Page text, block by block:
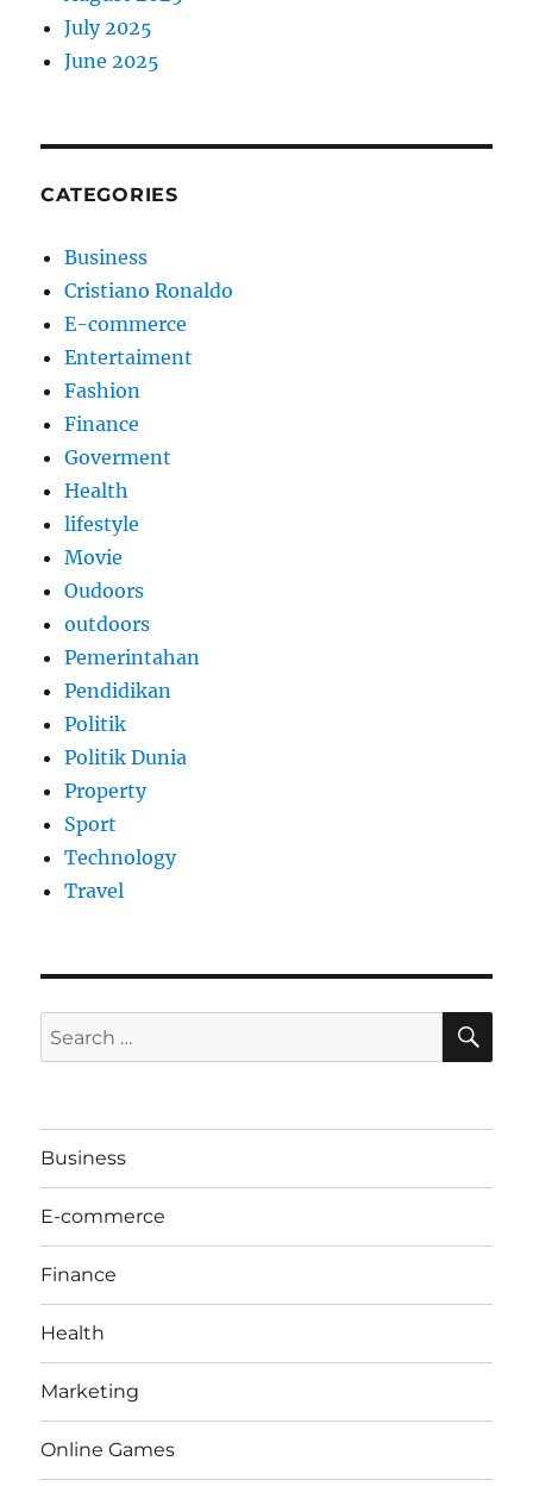
July 2025
June 2025
CATEGORIES
Business
Cristiano Ronaldo
E-commerce
Entertaiment
Fashion
Finance
Goverment
Health
lifestyle
Movie
Oudoors
outdoors
Pemerintahan
Pendidikan
Politik
Politik Dunia
Property
Sport
Technology
Travel
Search
for:
Business
E-commerce
Finance
Health
Marketing
Online Games